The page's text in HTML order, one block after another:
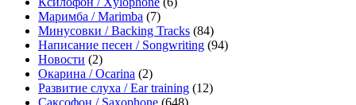
Маримба / Marimba (7)
Минусовки / Backing Tracks (84)
Написание песен / Songwriting (94)
Новости (2)
Окарина / Ocarina (2)
Развитие слуха / Ear training (12)